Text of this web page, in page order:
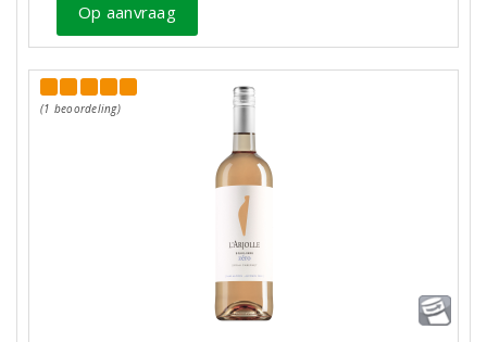
Op aanvraag
(1 beoordeling)